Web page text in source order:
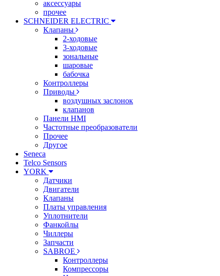
аксессуары
прочее
SCHNEIDER ELECTRIC
Клапаны
2-ходовые
3-ходовые
зональные
шаровые
бабочка
Контроллеры
Приводы
воздушных заслонок
клапанов
Панели HMI
Частотные преобразователи
Прочее
Другое
Seneca
Telco Sensors
YORK
Датчики
Двигатели
Клапаны
Платы управления
Уплотнители
Фанкойлы
Чиллеры
Запчасти
SABROE
Контроллеры
Компрессоры